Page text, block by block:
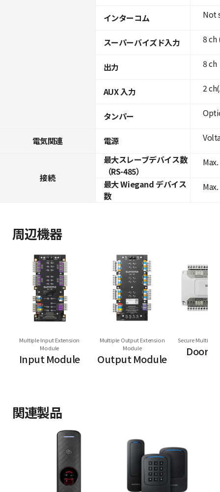
インターコム
スーパーバイズド入力
出力
AUX 入力
タンパー
電気関連 電源
接続
最大スレーブデバイス数
（RS-485）
最大 Wiegand デバイス
数
Not
8 ch
8 ch
2
周辺機器
Multiple Input Extension
Module
Input Module
Multiple Output Extension
Module
Output Module
Secure Multi
Door
関連製品